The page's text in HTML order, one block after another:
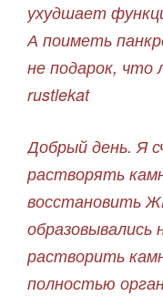
ухудшает
А поиметь
не подарок, что
rustlekat
Добрый день. Я
растворять
восстановить
растворить
полностью